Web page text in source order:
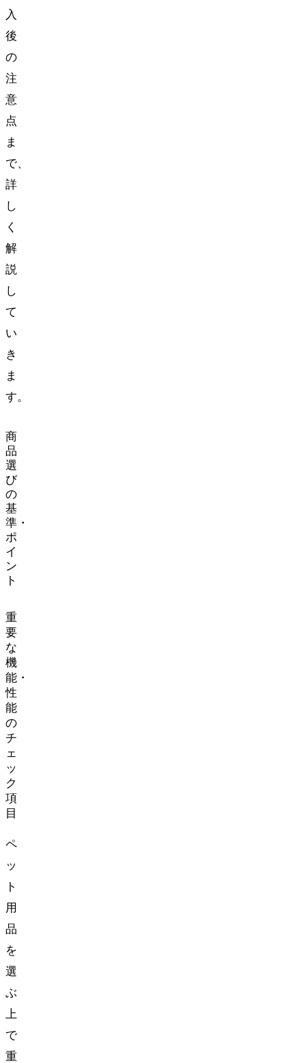
入
後
の
注
意
点
ま
で、
詳
し
く
解
説
し
て
い
き
ま
す。
商
品
選
び
の
基
準・
ポ
イ
ン
ト
重
要
な
機
能・
性
能
の
チ
ェ
ッ
ク
項
目
ペ
ッ
ト
用
品
を
選
ぶ
上
で
重